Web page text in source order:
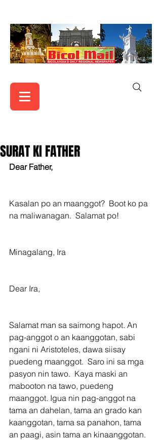
SURAT KI FATHER
Dear Father,
Kasalan po an maanggot?  Boot ko pa
na maliwanagan.  Salamat po!
Minagalang, Ira
Dear Ira,
Salamat man sa saimong hapot. An
pag-anggot o an kaanggotan, sabi
ngani ni Aristoteles, dawa siisay
puedeng maanggot.  Saro ini sa mga
pasyon nin tawo.  Kaya maski an
mabooton na tawo, puedeng
maanggot. Igua nin pag-anggot na
tama an dahelan, tama an grado kan
kaanggotan, tama sa panahon, tama
an paagi, asin tama an kinaanggotan.